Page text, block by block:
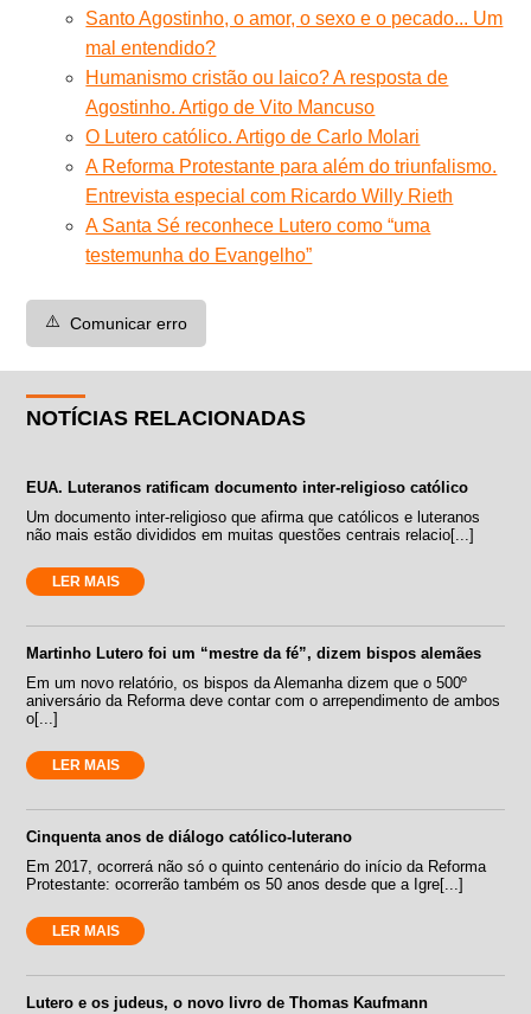
Santo Agostinho, o amor, o sexo e o pecado... Um
mal entendido?
Humanismo cristão ou laico? A resposta de
Agostinho. Artigo de Vito Mancuso
O Lutero católico. Artigo de Carlo Molari
A Reforma Protestante para além do triunfalismo.
Entrevista especial com Ricardo Willy Rieth
A Santa Sé reconhece Lutero como “uma
testemunha do Evangelho”
⚠️ Comunicar erro
NOTÍCIAS RELACIONADAS
EUA. Luteranos ratificam documento inter-religioso católico
Um documento inter-religioso que afirma que católicos e luteranos
não mais estão divididos em muitas questões centrais relacio[...]
LER MAIS
Martinho Lutero foi um “mestre da fé”, dizem bispos alemães
Em um novo relatório, os bispos da Alemanha dizem que o 500º
aniversário da Reforma deve contar com o arrependimento de ambos
o[...]
LER MAIS
Cinquenta anos de diálogo católico-luterano
Em 2017, ocorrerá não só o quinto centenário do início da Reforma
Protestante: ocorrerão também os 50 anos desde que a Igre[...]
LER MAIS
Lutero e os judeus, o novo livro de Thomas Kaufmann